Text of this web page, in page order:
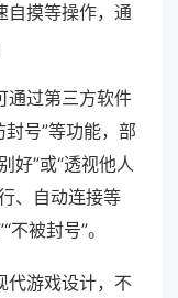
自摸等操作，通
通过第三方软件
封号”等功能，部
好”或“透视他人
、自动连接等
被封号”。
代游戏设计，不